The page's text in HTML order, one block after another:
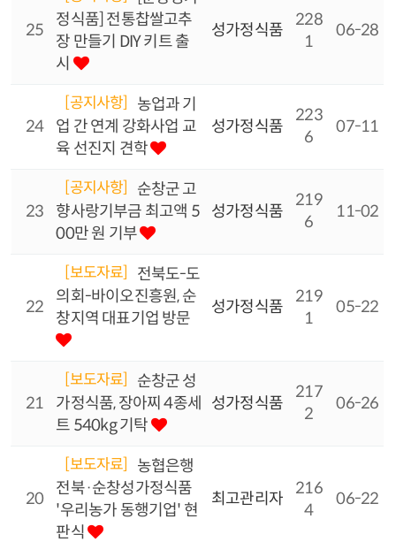
25
정식품] 전통찹쌀고추
장 만들기 DIY 키트 출
시
성가정식품
228
1
06-28
24
[공지사항]
농업과 기
업 간 연계 강화사업 교
육 선진지 견학
성가정식품
223
6
07-11
23
[공지사항]
순창군 고
향사랑기부금 최고액 5
00만 원 기부
성가정식품
219
6
11-02
22
[보도자료]
전북도-도
의회-바이오진흥원, 순
창지역 대표기업 방문
성가정식품
219
1
05-22
21
[보도자료]
순창군 성
가정식품, 장아찌 4종세
트 540kg 기탁
성가정식품
217
2
06-26
20
[보도자료]
농협은행
전북·순창성가정식품
'우리농가 동행기업' 현
판식
최고관리자
216
4
06-22